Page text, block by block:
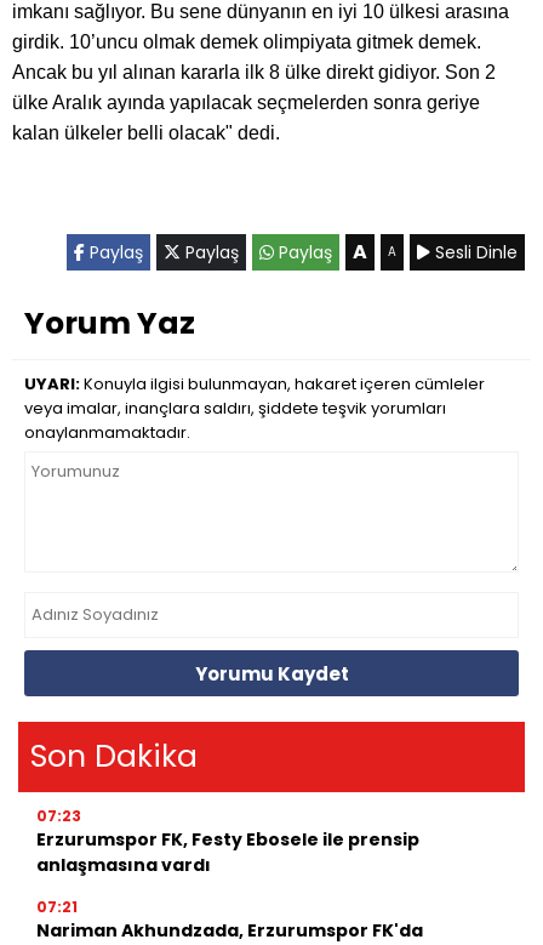
imkanı sağlıyor. Bu sene dünyanın en iyi 10 ülkesi arasına
girdik. 10’uncu olmak demek olimpiyata gitmek demek.
Ancak bu yıl alınan kararla ilk 8 ülke direkt gidiyor. Son 2
ülke Aralık ayında yapılacak seçmelerden sonra geriye
kalan ülkeler belli olacak" dedi.
Paylaş Paylaş Paylaş A A Sesli Dinle
Yorum Yaz
UYARI:Konuyla ilgisi bulunmayan, hakaret içeren cümleler
veya imalar, inançlara saldırı, şiddete teşvik yorumları
onaylanmamaktadır.
Yorumu Kaydet
Son Dakika
07:23
Erzurumspor FK, Festy Ebosele ile prensip
anlaşmasına vardı
07:21
Nariman Akhundzada, Erzurumspor FK'da